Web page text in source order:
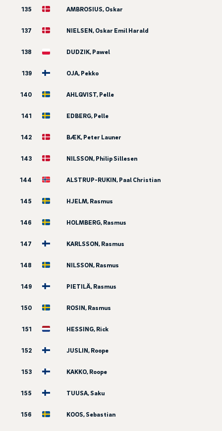
135 AMBROSIUS, Oskar
137 NIELSEN, Oskar Emil Harald
138 DUDZIK, Pawel
139 OJA, Pekko
140 AHLQVIST, Pelle
141 EDBERG, Pelle
142 BÆK, Peter Launer
143 NILSSON, Philip Sillesen
144 ALSTRUP-RUKIN, Paal Christian
145 HJELM, Rasmus
146 HOLMBERG, Rasmus
147 KARLSSON, Rasmus
148 NILSSON, Rasmus
149 PIETILÄ, Rasmus
150 ROSIN, Rasmus
151 HESSING, Rick
152 JUSLIN, Roope
153 KAKKO, Roope
155 TUUSA, Saku
156 KOOS, Sebastian